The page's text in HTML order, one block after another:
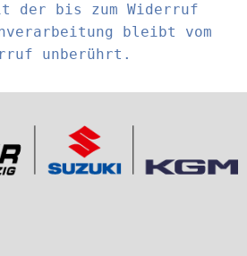
der bis zum Widerruf
bleibt vom
unberührt.